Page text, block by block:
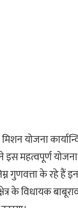
योजना
इस महत्वपूर्ण
गुणवत्ता के रहे हैं
के विधायक